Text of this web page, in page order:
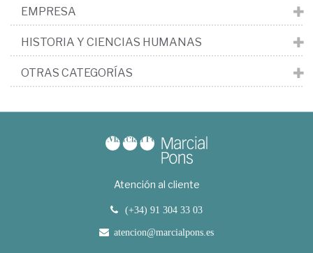
EMPRESA
HISTORIA Y CIENCIAS HUMANAS
OTRAS CATEGORÍAS
Atención al cliente
(+34) 91 304 33 03
atencion@marcialpons.es